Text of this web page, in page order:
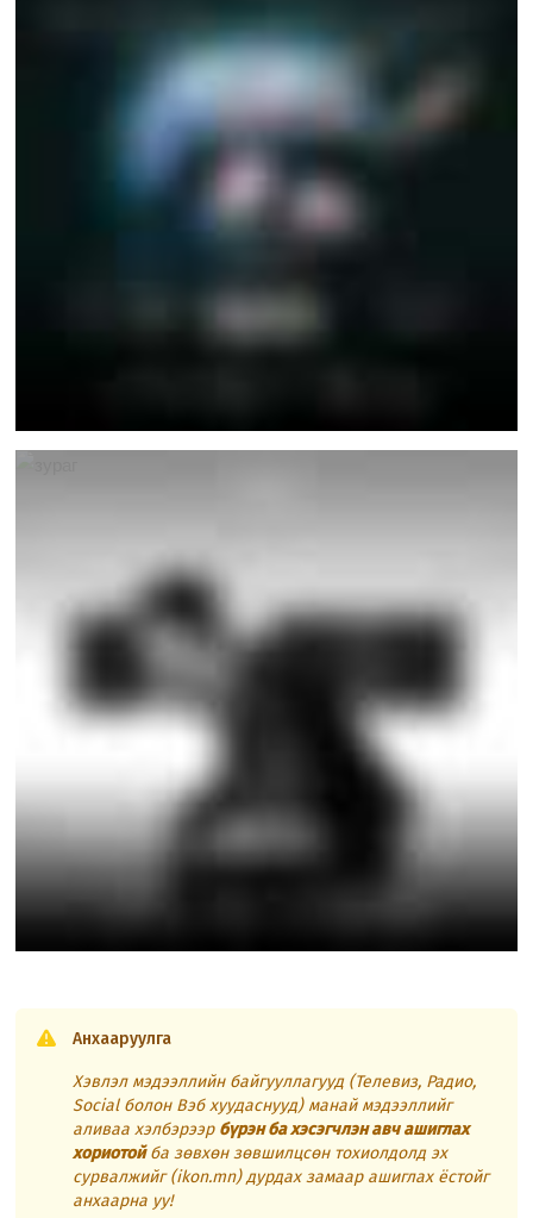
Анхааруулга
Хэвлэл мэдээллийн байгууллагууд (Телевиз, Радио,
Social болон Вэб хуудаснууд) манай мэдээллийг
аливаа хэлбэрээр бүрэн ба хэсэгчлэн авч ашиглах
хориотойба зөвхөн зөвшилцсөн тохиолдолд эх
сурвалжийг (ikon.mn) дурдах замаар ашиглах ёстойг
анхаарна уу!